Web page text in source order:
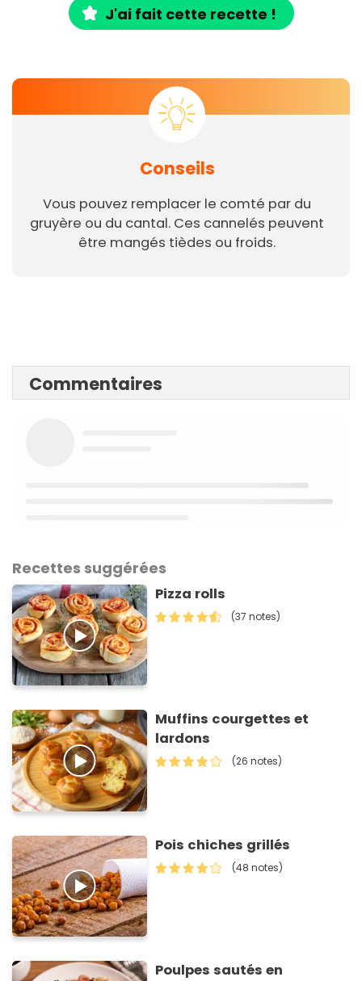
J'ai fait cette recette !
Conseils
Vous pouvez remplacer le comté par du
gruyère ou du cantal. Ces cannelés peuvent
être mangés tièdes ou froids.
Commentaires
Recettes suggérées
Pizza rolls
(37 notes)
Muffins courgettes et
lardons
(26 notes)
Pois chiches grillés
(48 notes)
Poulpes sautés en